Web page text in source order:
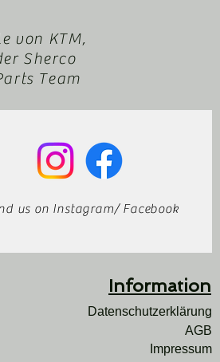
von KTM,
Sherco
Team
us on Instagram/ Facebook
Information
Datenschutzerklärung
AGB
Impressum